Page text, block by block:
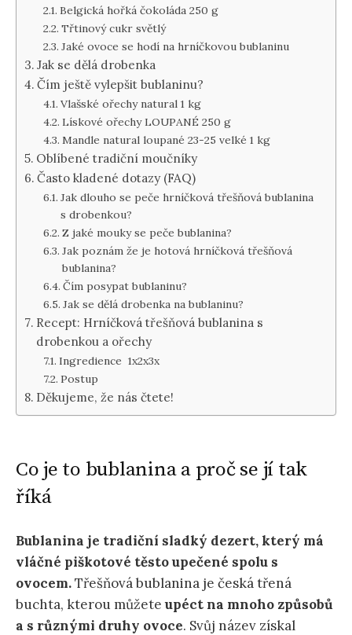
Belgická hořká čokoláda 250 g
Třtinový cukr světlý
Jaké ovoce se hodí na hrníčkovou bublaninu
Jak se dělá drobenka
Čím ještě vylepšit bublaninu?
Vlašské ořechy natural 1 kg
Lískové ořechy LOUPANÉ 250 g
Mandle natural loupané 23-25 velké 1 kg
Oblíbené tradiční moučníky
Často kladené dotazy (FAQ)
Jak dlouho se peče hrníčková třešňová bublanina
s drobenkou?
Z jaké mouky se peče bublanina?
Jak poznám že je hotová hrníčková třešňová
bublanina?
Čím posypat bublaninu?
Jak se dělá drobenka na bublaninu?
Recept: Hrníčková třešňová bublanina s
drobenkou a ořechy
Ingredience 1x2x3x
Postup
Děkujeme, že nás čtete!
Co je to bublanina a proč se jí tak
říká
Bublanina je tradiční sladký dezert, který má
vláčné piškotové těsto upečené spolu s
ovocem.Třešňová bublanina je česká třená
buchta, kterou můžeteupéct na mnoho způsobů
a s různými druhy ovoce. Svůj název získal